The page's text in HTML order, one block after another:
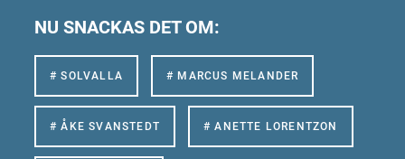
NU SNACKAS DET OM:
# SOLVALLA # MARCUS MELANDER
# ÅKE SVANSTEDT # ANETTE LORENTZON